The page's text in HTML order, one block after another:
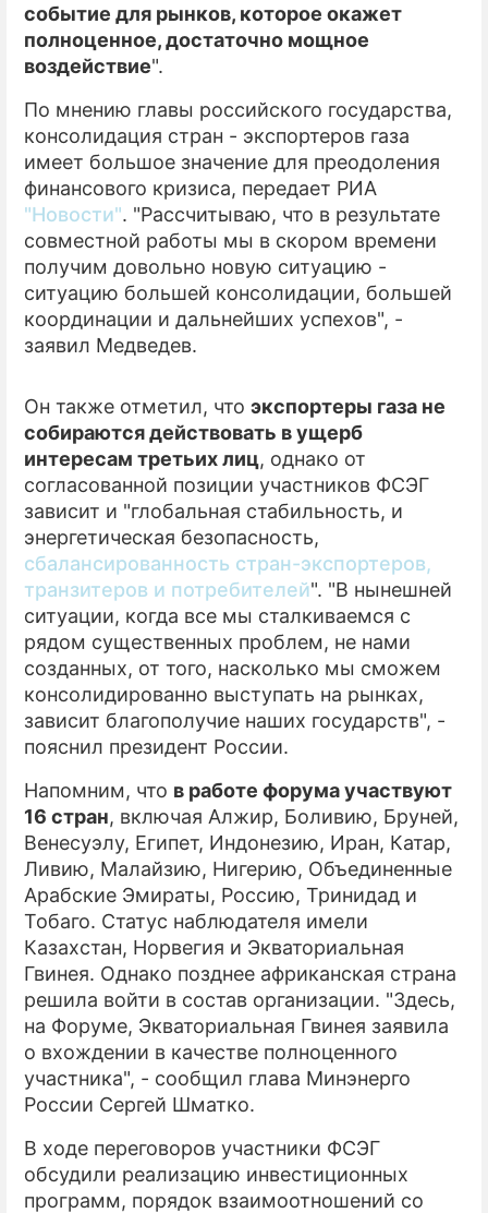
событие для рынков, которое окажет
полноценное, достаточно мощное
воздействие".
По мнению главы российского государства,
консолидация стран - экспортеров газа
имеет большое значение для преодоления
финансового кризиса, передает РИА
"Новости". "Рассчитываю, что в результате
совместной работы мы в скором времени
получим довольно новую ситуацию -
ситуацию большей консолидации, большей
координации и дальнейших успехов", -
заявил Медведев.
Он также отметил, что экспортеры газа не
собираются действовать в ущерб
интересам третьих лиц, однако от
согласованной позиции участников ФСЭГ
зависит и "глобальная стабильность, и
энергетическая безопасность,
сбалансированность стран-экспортеров,
транзитеров и потребителей". "В нынешней
ситуации, когда все мы сталкиваемся с
рядом существенных проблем, не нами
созданных, от того, насколько мы сможем
консолидированно выступать на рынках,
зависит благополучие наших государств", -
пояснил президент России.
Напомним, что в работе форума участвуют
16 стран, включая Алжир, Боливию, Бруней,
Венесуэлу, Египет, Индонезию, Иран, Катар,
Ливию, Малайзию, Нигерию, Объединенные
Арабские Эмираты, Россию, Тринидад и
Тобаго. Статус наблюдателя имели
Казахстан, Норвегия и Экваториальная
Гвинея. Однако позднее африканская страна
решила войти в состав организации. "Здесь,
на Форуме, Экваториальная Гвинея заявила
о вхождении в качестве полноценного
участника", - сообщил глава Минэнерго
России Сергей Шматко.
В ходе переговоров участники ФСЭГ
обсудили реализацию инвестиционных
программ, порядок взаимоотношений со